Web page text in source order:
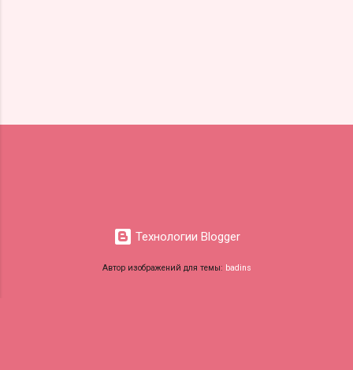
Технологии Blogger
Автор изображений для темы: badins